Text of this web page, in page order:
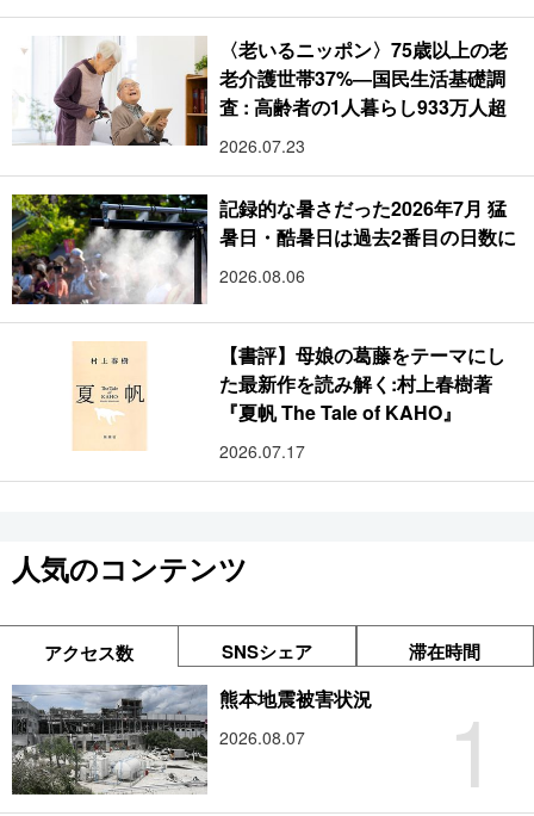
〈老いるニッポン〉75歳以上の老
老介護世帯37%―国民生活基礎調
査 : 高齢者の1人暮らし933万人超
2026.07.23
記録的な暑さだった2026年7月 猛
暑日・酷暑日は過去2番目の日数に
2026.08.06
【書評】母娘の葛藤をテーマにし
た最新作を読み解く:村上春樹著
『夏帆 The Tale of KAHO』
2026.07.17
人気のコンテンツ
アクセス数 SNSシェア 滞在時間
1
熊本地震被害状況
2026.08.07